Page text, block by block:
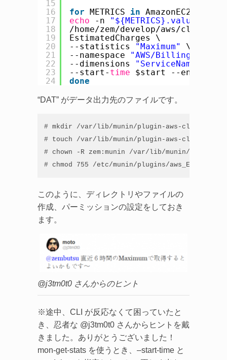
15
16
17
18
19
20
21
22
23
24
for METRICS in AmazonEC2
echo
-n "${METRICS}.value "
/home/zem/develop/aws/
EstimatedCharges \
--statistics
"Maximum"
\
--namespace
"AWS/Billing"
--dimensions
--start- time $start --end-
done
“DAT” がデータ出力先のファイルです。
# mkdir /var/lib/munin/plugin-aws-cloudwatch
# touch /var/lib/munin/plugin-aws-cloudwatch/
# chown -R zem:munin /var/lib/munin/plugin-
# chmod 755 /etc/munin/plugins/
このように、ディレクトリやファイルの
作成、パーミッションの設定をしておき
ます。
@j3tm0t0 さんからのヒント
※途中、CLI が反応なくて困っていたと
き、忍者な @j3tm0t0 さんからヒントを戴
きました。ありがとうございました！
mon-get-stats を使うとき、–start-time と